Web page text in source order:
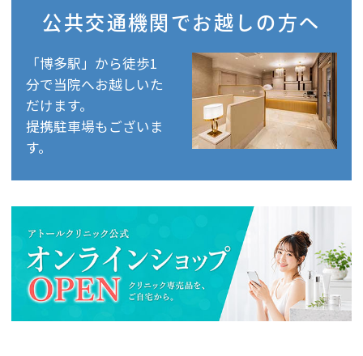
公共交通機関で お越しの方へ
「博多駅」から徒歩1
分で当院へお越しいた
だけます。
提携駐車場もございま
す。